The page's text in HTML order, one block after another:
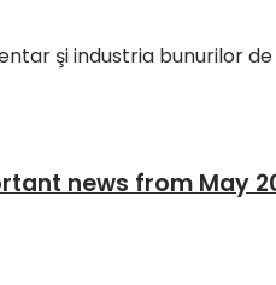
şi industria bunurilor
news from May